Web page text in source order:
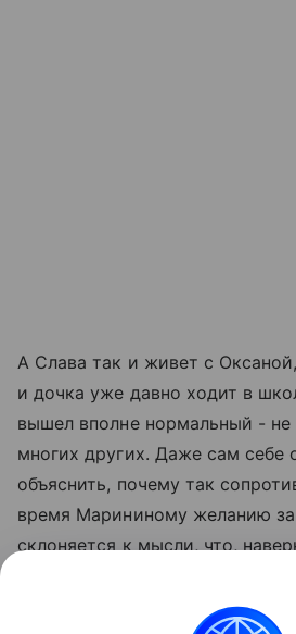
А Слава так и живет с
и дочка уже давно ходит в
вышел вполне нормальный -
многих других. Даже сам себе
объяснить, почему так
время Марининому желанию
склоняется к мысли, что,
совместного ребенка. Ведь не